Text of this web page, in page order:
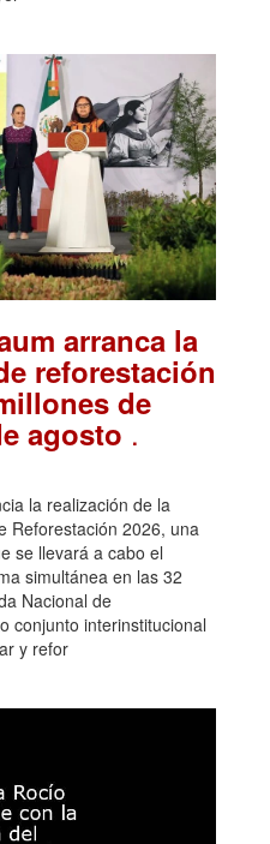
arranca la
reforestación
de
agosto .
la realización de la
Reforestación 2026, una
se llevará a cabo el
simultánea en las 32
Nacional de
conjunto interinstitucional
y refor